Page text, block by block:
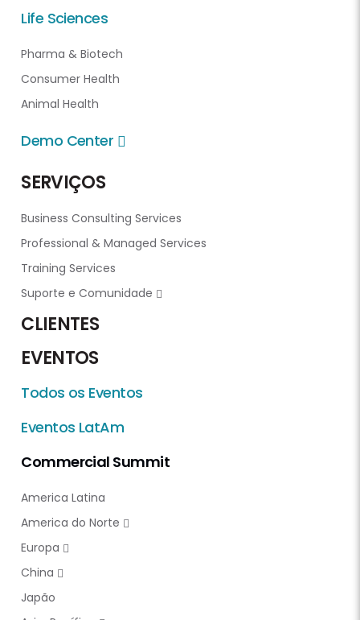
Life Sciences
Pharma & Biotech
Consumer Health
Animal Health
Demo Center
SERVIÇOS
Business Consulting Services
Professional & Managed Services
Training Services
Suporte e Comunidade
CLIENTES
EVENTOS
Todos os Eventos
Eventos LatAm
Commercial Summit
America Latina
America do Norte
Europa
China
Japão